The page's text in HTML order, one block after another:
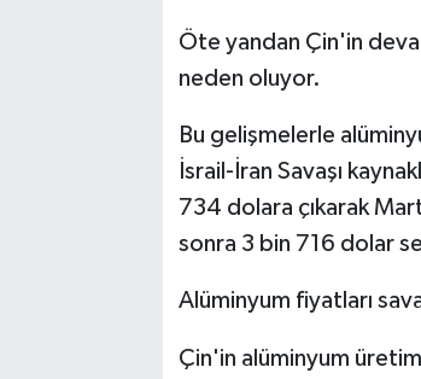
Öte yandan Çin'in
neden oluyor.
Bu gelişmelerle
İsrail-İran Savaşı
734 dolara çıkarak
sonra 3 bin 716 dolar
Alüminyum fiyatları
Çin'in alüminyum